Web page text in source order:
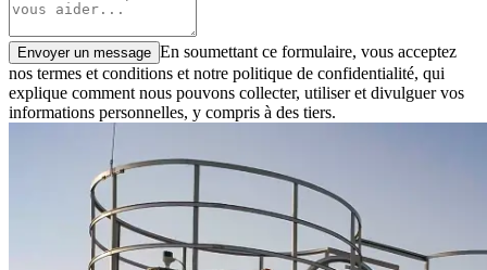
Envoyer un message En soumettant ce formulaire, vous acceptez
nos termes et conditions et notre politique de confidentialité, qui
explique comment nous pouvons collecter, utiliser et divulguer vos
informations personnelles, y compris à des tiers.